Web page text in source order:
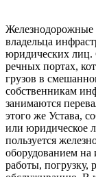
Железнодорожные
владельца
юридических лиц.
речных портах,
грузов в
собственникам
занимаются
этого же Устава,
или юридическое
пользуется
оборудованием на
работы, погрузку,